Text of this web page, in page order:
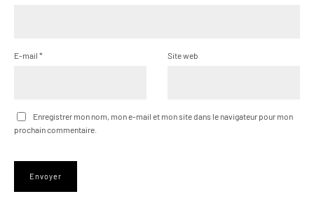
E-mail * Site web
Enregistrer mon nom, mon e-mail et mon site dans le navigateur pour mon
prochain commentaire.